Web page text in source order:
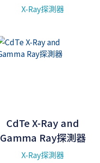
X-Ray探測器
CdTe X-Ray and
Gamma Ray探測器
X-Ray探測器